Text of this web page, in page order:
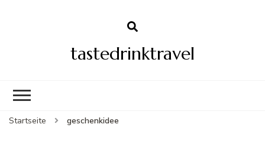
tastedrinktravel
Startseite geschenkidee